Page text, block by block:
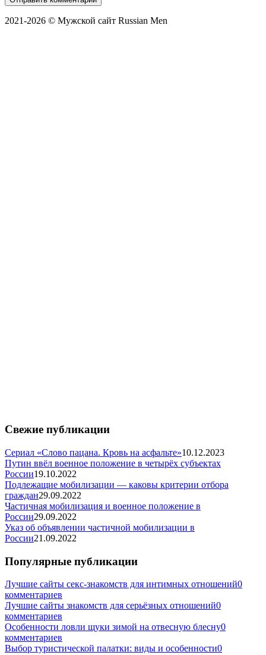
2021-2026 © Мужской сайт Russian Men
Свежие публикации
Сериал «Слово пацана. Кровь на асфальте»10.12.2023
Путин ввёл военное положение в четырёх субъектах
России19.10.2022
Подлежащие мобилизации — каковы критерии отбора
граждан29.09.2022
Частичная мобилизация и военное положение в
России29.09.2022
Указ об объявлении частичной мобилизации в
России21.09.2022
Популярные публикации
Лучшие сайты секс-знакомств для интимных отношений0
комментариев
Лучшие сайты знакомств для серьёзных отношений0
комментариев
Особенности ловли щуки зимой на отвесную блесну0
комментариев
Выбор туристической палатки: виды и особенности0